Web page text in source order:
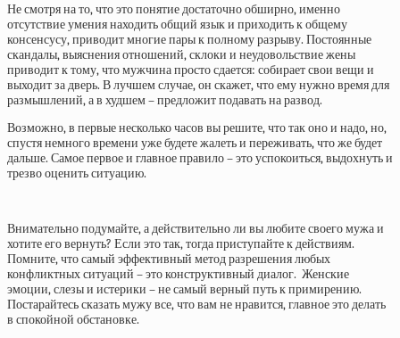
Не смотря на то, что это понятие достаточно обширно, именно
отсутствие умения находить общий язык и приходить к общему
консенсусу, приводит многие пары к полному разрыву. Постоянные
скандалы, выяснения отношений, склоки и неудовольствие жены
приводит к тому, что мужчина просто сдается: собирает свои вещи и
выходит за дверь. В лучшем случае, он скажет, что ему нужно время для
размышлений, а в худшем – предложит подавать на развод.
Возможно, в первые несколько часов вы решите, что так оно и надо, но,
спустя немного времени уже будете жалеть и переживать, что же будет
дальше. Самое первое и главное правило – это успокоиться, выдохнуть и
трезво оценить ситуацию.
Внимательно подумайте, а действительно ли вы любите своего мужа и
хотите его вернуть? Если это так, тогда приступайте к действиям.
Помните, что самый эффективный метод разрешения любых
конфликтных ситуаций – это конструктивный диалог. Женские
эмоции, слезы и истерики – не самый верный путь к примирению.
Постарайтесь сказать мужу все, что вам не нравится, главное это делать
в спокойной обстановке.